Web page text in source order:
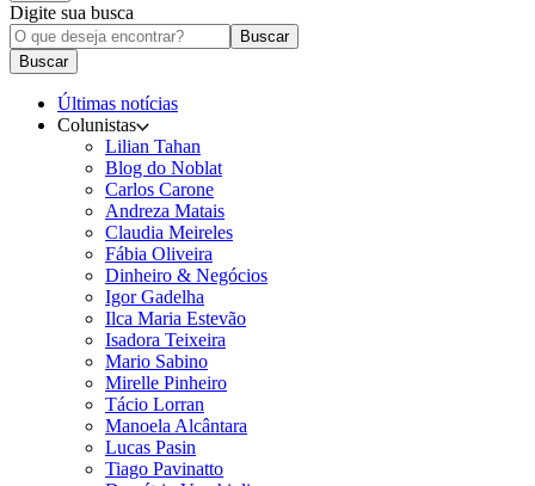
Digite sua busca
Buscar
Buscar
Últimas notícias
Colunistas
Lilian Tahan
Blog do Noblat
Carlos Carone
Andreza Matais
Claudia Meireles
Fábia Oliveira
Dinheiro & Negócios
Igor Gadelha
Ilca Maria Estevão
Isadora Teixeira
Mario Sabino
Mirelle Pinheiro
Tácio Lorran
Manoela Alcântara
Lucas Pasin
Tiago Pavinatto